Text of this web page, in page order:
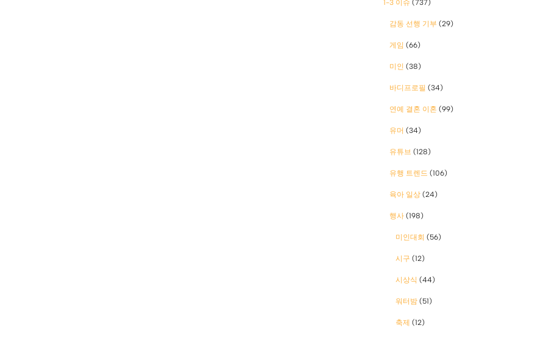
1-3 이슈 (737)
감동 선행 기부 (29)
게임 (66)
미인 (38)
바디프로필 (34)
연예 결혼 이혼 (99)
유머 (34)
유튜브 (128)
유행 트렌드 (106)
육아 일상 (24)
행사 (198)
미인대회 (56)
시구 (12)
시상식 (44)
워터밤 (51)
축제 (12)